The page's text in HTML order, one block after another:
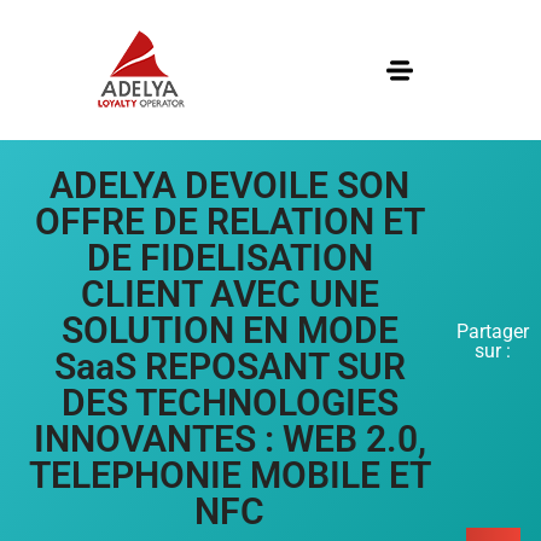
ADELYA DEVOILE SON
OFFRE DE RELATION ET
DE FIDELISATION
CLIENT AVEC UNE
SOLUTION EN MODE
SaaS REPOSANT SUR
DES TECHNOLOGIES
INNOVANTES : WEB 2.0,
TELEPHONIE MOBILE ET
NFC
Partager
sur :